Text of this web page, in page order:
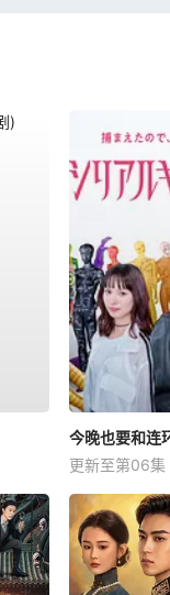
今晚也要和连
更新至第06集